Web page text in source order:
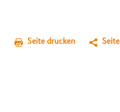
Seite drucken